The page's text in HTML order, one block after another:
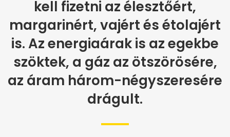
kell fizetni az élesztőért,
margarinért, vajért és étolajért
is. Az energiaárak is az egekbe
szöktek, a gáz az ötszörösére,
az áram három-négyszeresére
drágult.